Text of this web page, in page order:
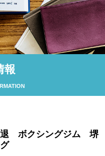
報
退 ボクシングジム 堺